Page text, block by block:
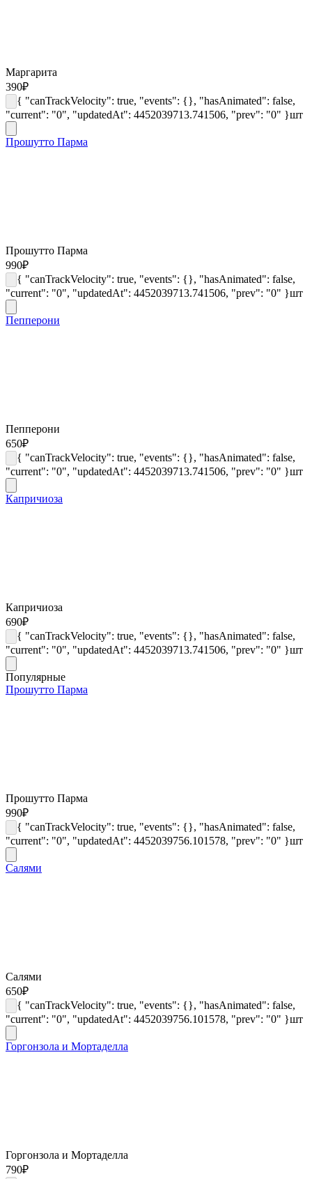
Маргарита
390₽
{ "canTrackVelocity": true, "events": {}, "hasAnimated": false,
"current": "0", "updatedAt": 4452039713.741506, "prev": "0" }шт
Прошутто Парма
Прошутто Парма
990₽
{ "canTrackVelocity": true, "events": {}, "hasAnimated": false,
"current": "0", "updatedAt": 4452039713.741506, "prev": "0" }шт
Пепперони
Пепперони
650₽
{ "canTrackVelocity": true, "events": {}, "hasAnimated": false,
"current": "0", "updatedAt": 4452039713.741506, "prev": "0" }шт
Капричиоза
Капричиоза
690₽
{ "canTrackVelocity": true, "events": {}, "hasAnimated": false,
"current": "0", "updatedAt": 4452039713.741506, "prev": "0" }шт
Популярные
Прошутто Парма
Прошутто Парма
990₽
{ "canTrackVelocity": true, "events": {}, "hasAnimated": false,
"current": "0", "updatedAt": 4452039756.101578, "prev": "0" }шт
Салями
Салями
650₽
{ "canTrackVelocity": true, "events": {}, "hasAnimated": false,
"current": "0", "updatedAt": 4452039756.101578, "prev": "0" }шт
Горгонзола и Мортаделла
Горгонзола и Мортаделла
790₽